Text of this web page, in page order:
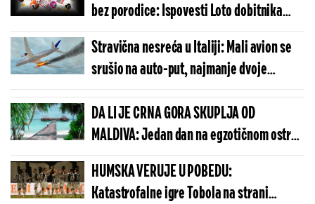
bez porodice: Ispovesti Loto dobitnika
koje lede krv u žilama
Stravična nesreća u Italiji: Mali avion se
srušio na auto-put, najmanje dvoje
mrtvih! (VIDEO)
DA LI JE CRNA GORA SKUPLJA OD
MALDIVA: Jedan dan na egzotičnom ostrvu
može da košta manje nego u Budvi
HUMSKA VERUJE U POBEDU:
Katastrofalne igre Tobola na strani